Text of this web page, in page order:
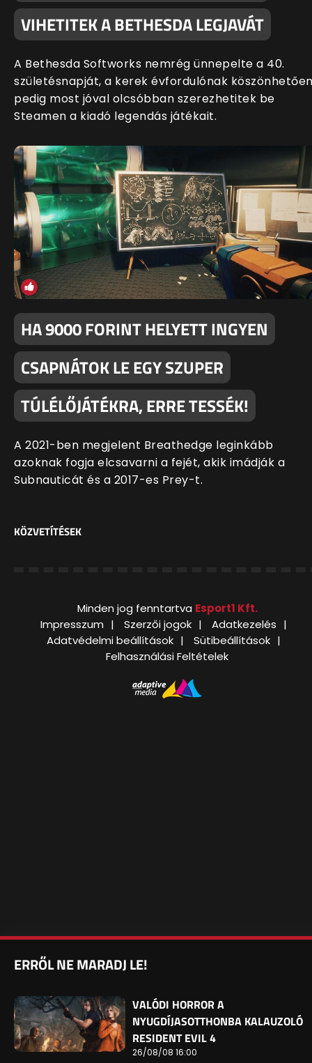
VIHETITEK A BETHESDA LEGJAVÁT
A Bethesda Softworks nemrég ünnepelte a 40.
születésnapját, a kerek évfordulónak
pedig most jóval olcsóbban szerezhetitek be
Steamen a kiadó legendás játékait.
HA 9000 FORINT HELYETT INGYEN
CSAPNÁTOK LE EGY SZUPER
TÚLÉLŐJÁTÉKRA, ERRE TESSÉK!
A 2021-ben megjelent Breathedge leginkább
azoknak fogja elcsavarni a fejét, akik imádják a
Subnauticát és a 2017-es Prey-t.
KÖZVETÍTÉSEK
Minden jog fenntartva Esport1 Kft.
Impresszum
Szerzői jogok
Adatkezelés
Adatvédelmi beállítások
Sütibeállítások
Felhasználási Feltételek
ERRŐL NE MARADJ LE!
VALÓDI HORROR A
NYUGDÍJASOTTHONBA KALAUZOLÓ
RESIDENT EVIL 4
26/08/08 16:00